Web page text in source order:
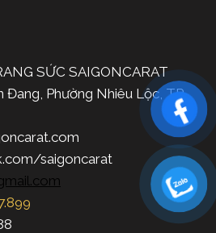
SỨC SAIGONCARAT
Phường Nhiêu Lộc, TP.
saigoncarat